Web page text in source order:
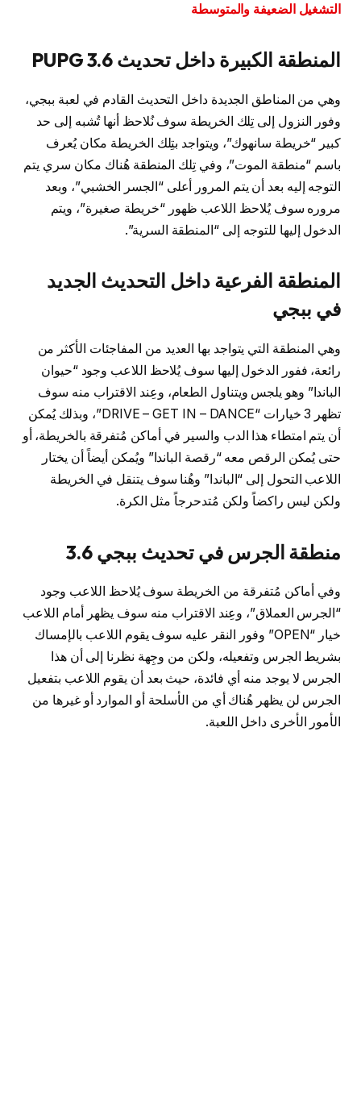
التشغيل الضعيفة والمتوسطة
المنطقة الكبيرة داخل تحديث PUPG 3.6
وهي من المناطق الجديدة داخل التحديث القادم في لعبة ببجي،
وفور النزول إلى تِلك الخريطة سوف نُلاحظ أنها تُشبه إلى حد
كبير “خريطة سانهوك”، ويتواجد بتِلك الخريطة مكان يُعرف
باسم “منطقة الموت”، وفي تِلك المنطقة هُناك مكان سري يتم
التوجه إليه بعد أن يتم المرور أعلى “الجسر الخشبي”، وبعد
مروره سوف يُلاحظ اللاعب ظهور “خريطة صغيرة”، ويتم
الدخول إليها للتوجه إلى “المنطقة السرية”.
المنطقة الفرعية داخل التحديث الجديد
في ببجي
وهي المنطقة التي يتواجد بها العديد من المفاجئات الأكثر من
رائعة، ففور الدخول إليها سوف يُلاحظ اللاعب وجود “حيوان
الباندا” وهو يلجس ويتناول الطعام، وعِند الاقتراب منه سوف
تظهر 3 خيارات “DRIVE – GET IN – DANCE”، وبذلك يُمكن
أن يتم امتطاء هذا الدب والسير في أماكن مُتفرقة بالخريطة، أو
حتى يُمكن الرقص معه “رقصة الباندا” ويُمكن أيضاً أن يختار
اللاعب التحول إلى “الباندا” وهُنا سوف يتنقل في الخريطة
ولكن ليس راكضاً ولكن مُتدحرجاً مثل الكرة.
منطقة الجرس في تحديث ببجي 3.6
وفي أماكن مُتفرقة من الخريطة سوف يُلاحظ اللاعب وجود
“الجرس العملاق”، وعِند الاقتراب منه سوف يظهر أمام اللاعب
خيار “OPEN” وفور النقر عليه سوف يقوم اللاعب بالإمساك
بشريط الجرس وتفعيله، ولكن من وجِهة نظرنا إلى أن هذا
الجرس لا يوجد منه أي فائدة، حيث بعد أن يقوم اللاعب بتفعيل
الجرس لن يظهر هُناك أي من الأسلحة أو الموارد أو غيرها من
الأمور الأخرى داخل اللعبة.